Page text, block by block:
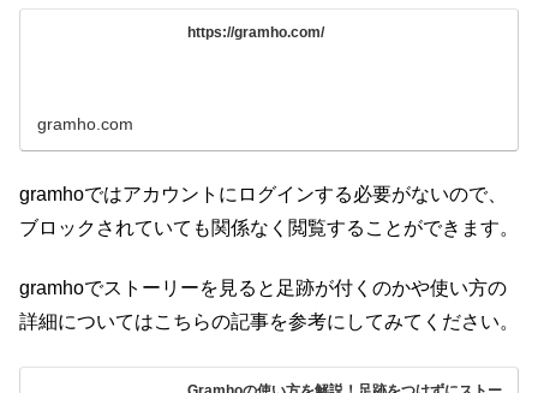
https://gramho.com/
gramho.com
gramhoではアカウントにログインする必要がないので、
ブロックされていても関係なく閲覧することができます。
gramhoでストーリーを見ると足跡が付くのかや使い方の
詳細についてはこちらの記事を参考にしてみてください。